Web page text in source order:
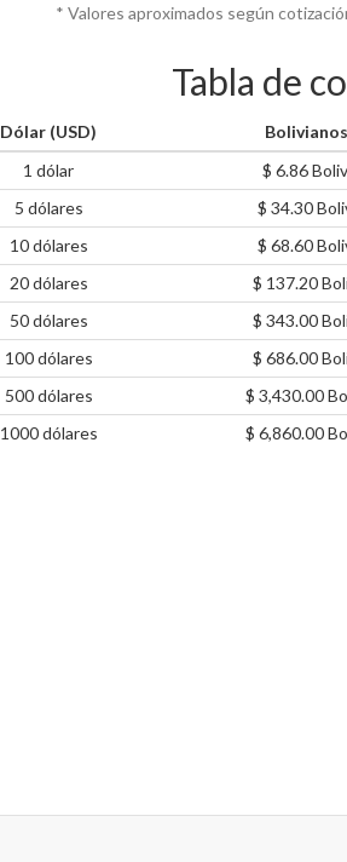
* Valores aproximados según
Tabla de
Dólar (USD)
1 dólar
$ 6.86
5 dólares
$ 34.30
10 dólares
$ 68.60
20 dólares
$ 137.20
50 dólares
$ 343.00
100 dólares
$ 686.00
500 dólares
$ 3,430.00
1000 dólares
$ 6,860.00